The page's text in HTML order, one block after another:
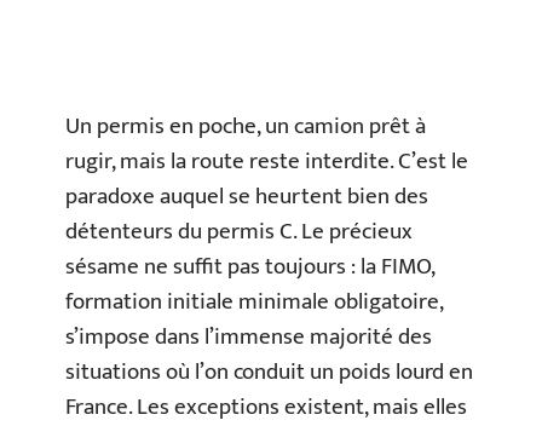
Un permis en poche, un camion prêt à
rugir, mais la route reste interdite. C’est le
paradoxe auquel se heurtent bien des
détenteurs du permis C. Le précieux
sésame ne suffit pas toujours : la FIMO,
formation initiale minimale obligatoire,
s’impose dans l’immense majorité des
situations où l’on conduit un poids lourd en
France. Les exceptions existent, mais elles